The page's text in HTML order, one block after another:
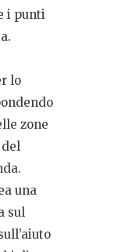
i punti
lo
zone
una
sul